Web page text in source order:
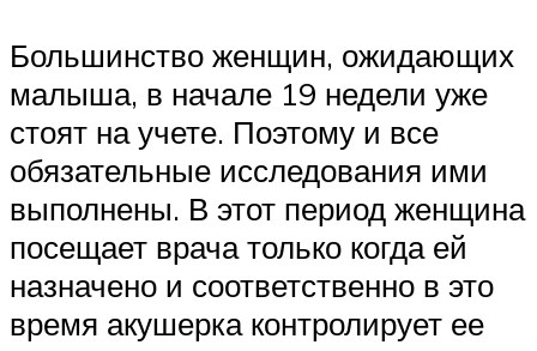
Большинство женщин, ожидающих
малыша, в начале 19 недели уже
стоят на учете. Поэтому и все
обязательные исследования ими
выполнены. В этот период женщина
посещает врача только когда ей
назначено и соответственно в это
время акушерка контролирует ее